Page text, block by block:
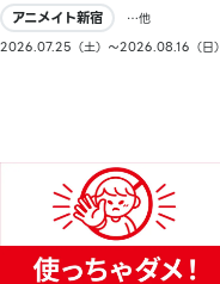
アニメイト新宿
…他
2026.07.25（土）〜2026.08.16（日）